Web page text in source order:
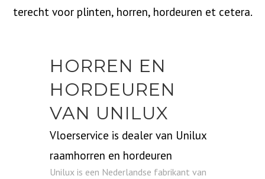
terecht voor plinten, horren, hordeuren et cetera.
HORREN EN
HORDEUREN
VAN UNILUX
Vloerservice is dealer van Unilux
raamhorren en hordeuren
Unilux is een Nederlandse fabrikant van